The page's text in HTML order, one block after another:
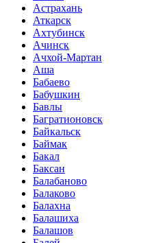
Астрахань
Аткарск
Ахтубинск
Ачинск
Ачхой-Мартан
Аша
Бабаево
Бабушкин
Бавлы
Багратионовск
Байкальск
Баймак
Бакал
Баксан
Балабаново
Балаково
Балахна
Балашиха
Балашов